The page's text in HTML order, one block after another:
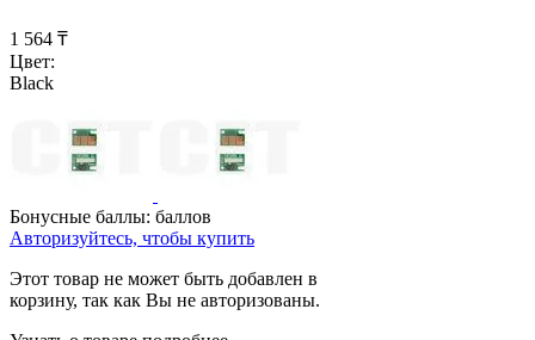
1 564 ₸
Цвет:
Black
Бонусные баллы: баллов
Авторизуйтесь, чтобы купить
Этот товар не может быть добавлен в
корзину, так как Вы не авторизованы.